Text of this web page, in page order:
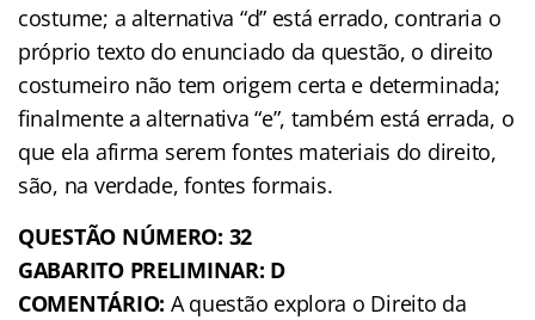
costume; a alternativa “d” está errado, contraria o
próprio texto do enunciado da questão, o direito
costumeiro não tem origem certa e determinada;
finalmente a alternativa “e”, também está errada, o
que ela afirma serem fontes materiais do direito,
são, na verdade, fontes formais.
QUESTÃO NÚMERO: 32
GABARITO PRELIMINAR: D
COMENTÁRIO: A questão explora o Direito da